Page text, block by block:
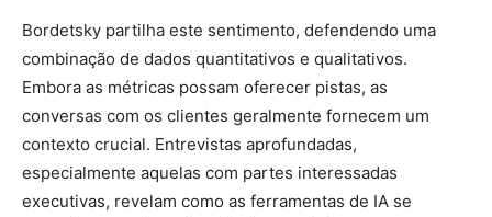
Bordetsky partilha este sentimento, defendendo uma
combinação de dados quantitativos e qualitativos.
Embora as métricas possam oferecer pistas, as
conversas com os clientes geralmente fornecem um
contexto crucial. Entrevistas aprofundadas,
especialmente aquelas com partes interessadas
executivas, revelam como as ferramentas de IA se